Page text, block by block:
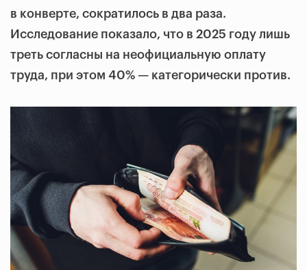
в конверте, сократилось в два раза.
Исследование показало, что в 2025 году лишь
треть согласны на неофициальную оплату
труда, при этом 40% — категорически против.